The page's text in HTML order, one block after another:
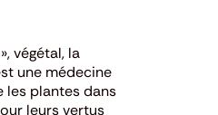
végétal, la
une médecine
les plantes dans
leurs vertus